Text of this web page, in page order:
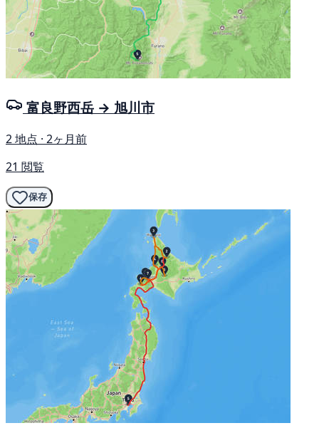
富良野西岳 → 旭川市
2 地点 · 2ヶ月前
21 閲覧
保存